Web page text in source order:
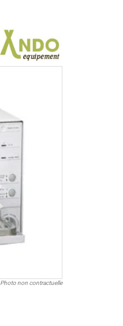
Photo non contractuelle